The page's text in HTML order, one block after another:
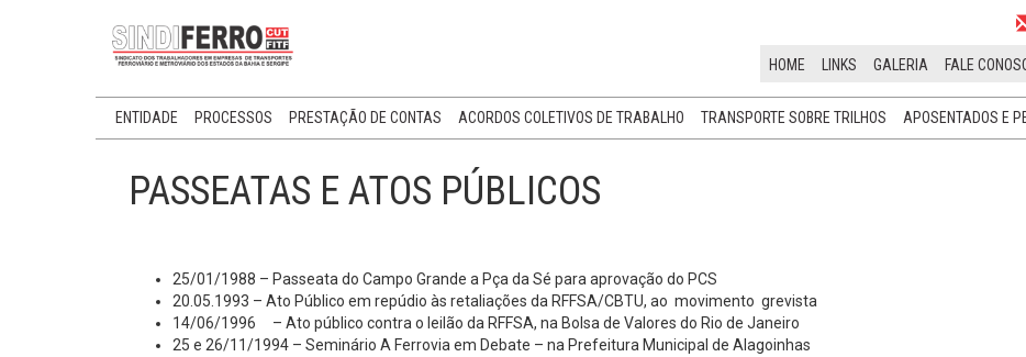
HOME LINKS GALERIA FALE
ENTIDADE PROCESSOS PRESTAÇÃO DE CONTAS ACORDOS COLETIVOS DE TRABALHO TRANSPORTE SOBRE TRILHOS APOSENTADOS E
PASSEATAS E ATOS PÚBLICOS
25/01/1988 – Passeata do Campo Grande a Pça da Sé para aprovação do PCS
20.05.1993 – Ato Público em repúdio às retaliações da RFFSA/CBTU, ao movimento grevista
14/06/1996 – Ato público contra o leilão da RFFSA, na Bolsa de Valores do Rio de Janeiro
25 e 26/11/1994 – Seminário A Ferrovia em Debate – na Prefeitura Municipal de Alagoinhas